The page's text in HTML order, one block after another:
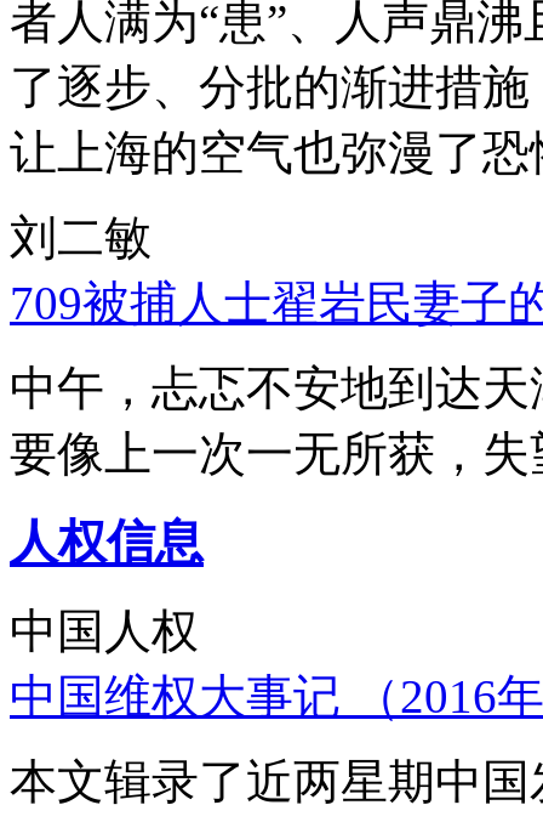
者人满为“患”、人声鼎
了逐步、分批的渐进措
让上海的空气也弥漫了
刘二敏
709被捕人士翟岩民妻子
中午，忐忑不安地到达
要像上一次一无所获，
人权信息
中国人权
中国维权大事记 （2016
本文辑录了近两星期中